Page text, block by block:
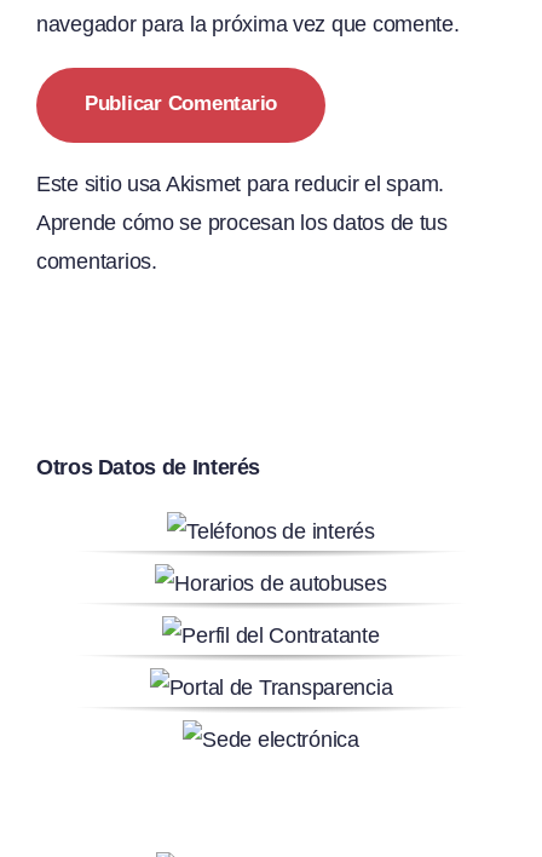
navegador para la próxima vez que comente.
Este sitio usa Akismet para reducir el spam.
Aprende cómo se procesan los datos de tus
comentarios.
Otros Datos de Interés